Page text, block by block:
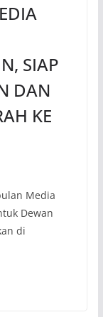
SIAP
DAN
KE
Media
Dewan
di